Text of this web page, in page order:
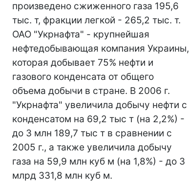
произведено сжиженного газа 195,6
тыс. т, фракции легкой - 265,2 тыс. т.
ОАО "Укрнафта" - крупнейшая
нефтедобывающая компания Украины,
которая добывает 75% нефти и
газового конденсата от общего
объема добычи в стране. В 2006 г.
"Укрнафта" увеличила добычу нефти с
конденсатом на 69,2 тыс т (на 2,2%) -
до 3 млн 189,7 тыс т в сравнении с
2005 г., а также увеличила добычу
газа на 59,9 млн куб м (на 1,8%) - до 3
млрд 331,8 млн куб м.